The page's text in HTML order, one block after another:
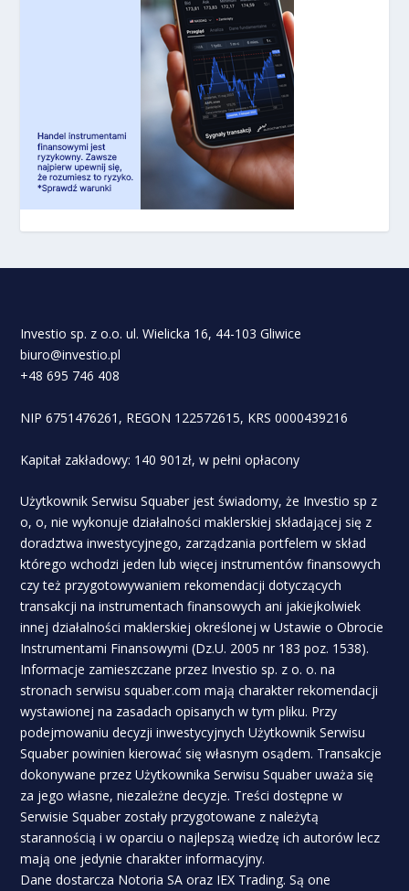
Investio sp. z o.o. ul. Wielicka 16, 44-103 Gliwice
biuro@investio.pl
+48 695 746 408
NIP 6751476261, REGON 122572615, KRS 0000439216
Kapitał zakładowy: 140 901zł, w pełni opłacony
Użytkownik Serwisu Squaber jest świadomy, że Investio sp z
o, o, nie wykonuje działalności maklerskiej składającej się z
doradztwa inwestycyjnego, zarządzania portfelem w skład
którego wchodzi jeden lub więcej instrumentów finansowych
czy też przygotowywaniem rekomendacji dotyczących
transakcji na instrumentach finansowych ani jakiejkolwiek
innej działalności maklerskiej określonej w Ustawie o Obrocie
Instrumentami Finansowymi (Dz.U. 2005 nr 183 poz. 1538).
Informacje zamieszczane przez Investio sp. z o. o. na
stronach serwisu squaber.com mają charakter rekomendacji
wystawionej na zasadach opisanych w tym pliku. Przy
podejmowaniu decyzji inwestycyjnych Użytkownik Serwisu
Squaber powinien kierować się własnym osądem. Transakcje
dokonywane przez Użytkownika Serwisu Squaber uważa się
za jego własne, niezależne decyzje. Treści dostępne w
Serwisie Squaber zostały przygotowane z należytą
starannością i w oparciu o najlepszą wiedzę ich autorów lecz
mają one jedynie charakter informacyjny.
Dane dostarcza Notoria SA oraz IEX Trading. Są one